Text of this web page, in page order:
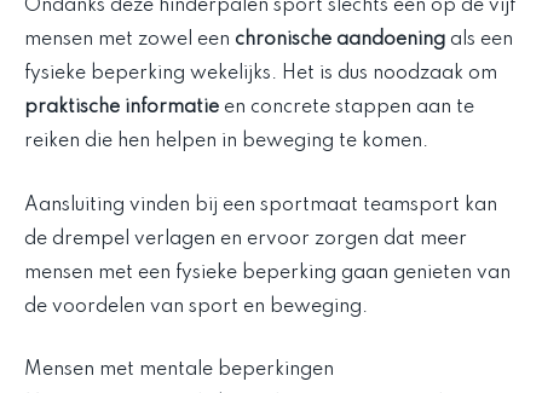
Ondanks deze hinderpalen sport slechts één op de vijf
mensen met zowel een chronische aandoening als een
fysieke beperking wekelijks. Het is dus noodzaak om
praktische informatie en concrete stappen aan te
reiken die hen helpen in beweging te komen.
Aansluiting vinden bij een sportmaat teamsport kan
de drempel verlagen en ervoor zorgen dat meer
mensen met een fysieke beperking gaan genieten van
de voordelen van sport en beweging.
Mensen met mentale beperkingen